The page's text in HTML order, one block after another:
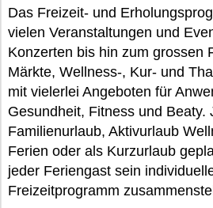
Das Freizeit- und
vielen Veranstaltungen und
Konzerten bis hin zum grossen
Märkte, Wellness-, Kur- und
mit vielerlei Angeboten für
Gesundheit, Fitness und Beaty.
Familienurlaub, Aktivurlaub
Ferien oder als Kurzurlaub
jeder Feriengast sein
Freizeitprogramm